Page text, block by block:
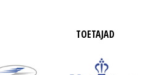
TOETAJAD